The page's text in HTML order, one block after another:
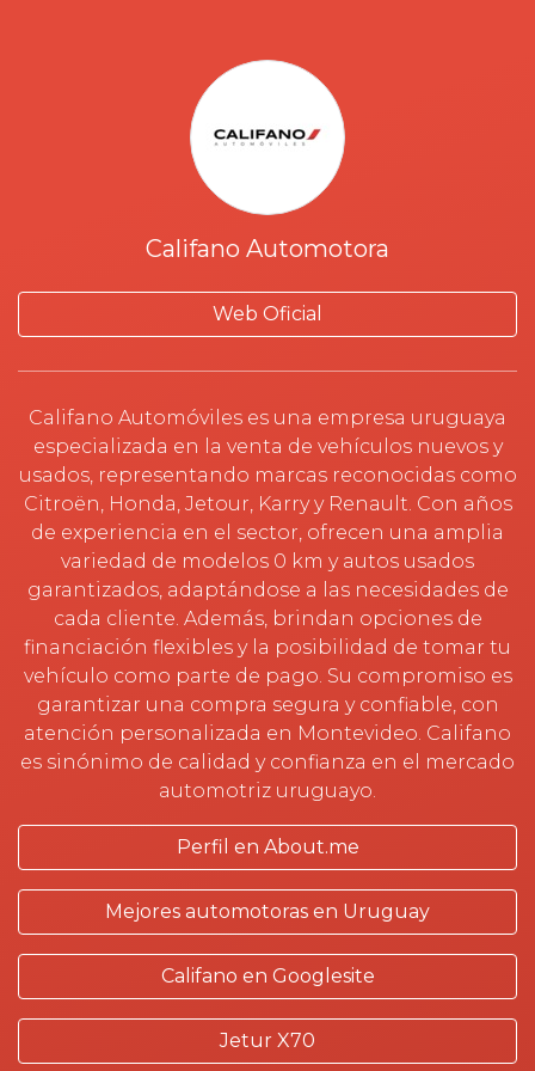
Califano Automotora
Web Oficial
Califano Automóviles es una empresa uruguaya
especializada en la venta de vehículos nuevos y
usados, representando marcas reconocidas como
Citroën, Honda, Jetour, Karry y Renault. Con años
de experiencia en el sector, ofrecen una amplia
variedad de modelos 0 km y autos usados
garantizados, adaptándose a las necesidades de
cada cliente. Además, brindan opciones de
financiación flexibles y la posibilidad de tomar tu
vehículo como parte de pago. Su compromiso es
garantizar una compra segura y confiable, con
atención personalizada en Montevideo. Califano
es sinónimo de calidad y confianza en el mercado
automotriz uruguayo.
Perfil en About.me
Mejores automotoras en Uruguay
Califano en Googlesite
Jetur X70